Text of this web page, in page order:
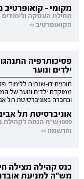
מקומי - קואופרטיב
הקואופרטיב >>
ילדים ונוער
ממוקדת ילדים ונוער של
ובחברה באוניברסיטת תל
אוניברסיטת תל
והרשמה >>
כנס קהילה מצילה
מש"ה למניעת